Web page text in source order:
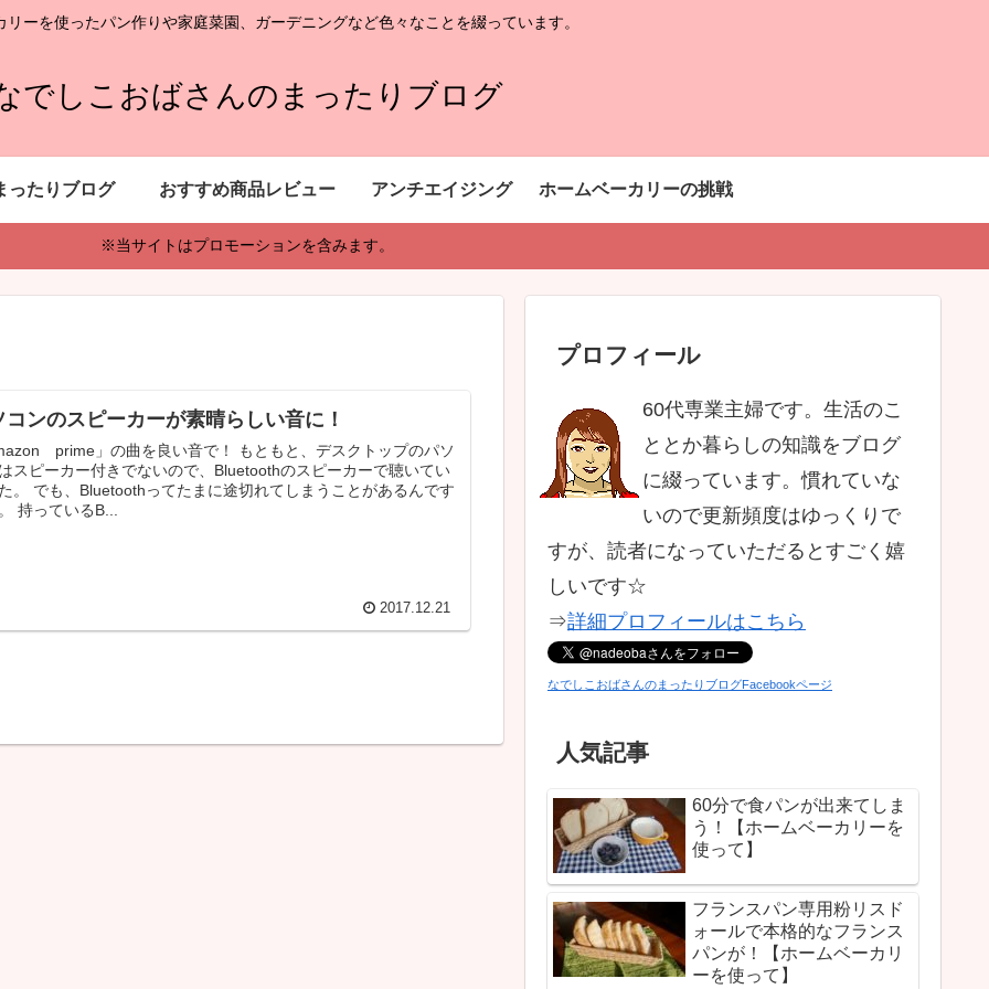
リーを使ったパン作りや家庭菜園、ガーデニングなど色々なことを綴っています。
でしこおばさんのまったりブログ
ったりブログ おすすめ商品レビュー アンチエイジング ホームベーカリーの挑戦
※当サイトはプロモーションを含みます。
コンのスピーカーが素晴らしい音に！
prime」の曲を良い音で！ もともと、デスクトップのパソ
スピーカー付きでないので、Bluetoothのスピーカーで聴いてい
。 でも、Bluetoothってたまに途切れてしまうことがあるんです
持っているB...
2017.12.21
プロフィール
60代専業主婦です。生活のこ
ととか暮らしの知識をブログ
に綴っています。慣れていな
いので更新頻度はゆっくりで
すが、読者になっていただるとすごく嬉
しいです☆
⇒詳細プロフィールはこちら
なでしこおばさんのまったりブログFacebookページ
人気記事
60分で食パンが出来てしま
う！【ホームベーカリーを
使って】
フランスパン専用粉リスド
ォールで本格的なフランス
パンが！【ホームベーカリ
ーを使って】